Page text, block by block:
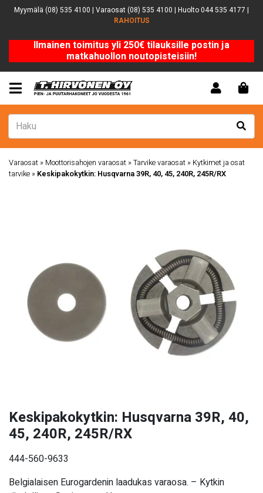
Myymälä (08) 535 4100 | Varaosat (08) 535 4100 | Huolto 044 535 4177 |
RAHOITUS
Ilmainen toimitus yli 250€ tilauksille postin ja
matkahuollon noutopisteisiin!
Varaosat » Moottorisahojen varaosat »Tarvike varaosat » Kytkimet ja osat
tarvike » Keskipakokytkin: Husqvarna 39R, 40, 45, 240R, 245R/RX
Keskipakokytkin: Husqvarna 39R, 40,
45, 240R, 245R/RX
444-560-9633
Belgialaisen Eurogardenin laadukas varaosa. – Kytkin